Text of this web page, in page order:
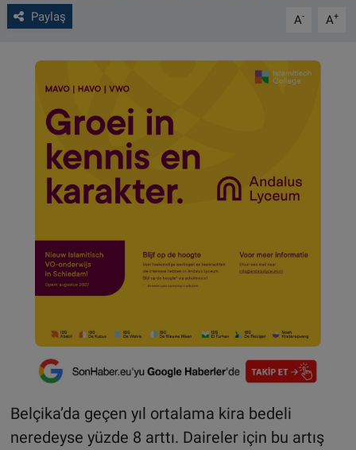
Paylaş A- A+
Belçika’da geçen yıl ortalama kira bedeli
neredeyse yüzde 8 arttı. Daireler için bu artış